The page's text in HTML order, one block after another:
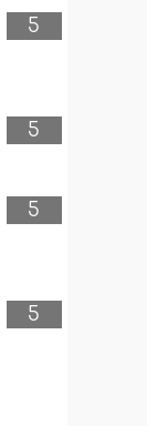
5
5
5
5